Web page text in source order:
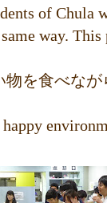
of Chula
way.
を食べな